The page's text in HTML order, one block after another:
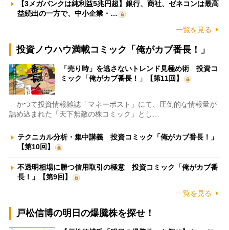
【3メガバンクは純利益5兆円超】銀行、商社、ゼネコンは最高
益続出の一方で、中小企業・…
一覧を見る
投資ノウハウ満載コミック「俺がカブ番長！」
「売り時」を逃さないトレンド見極め術 投資コ
ミック「俺がカブ番長！」【第11回】
かつて投資情報雑誌「マネーポスト」にて、圧倒的な情報量が
詰め込まれた「天下無敵の株コミック」とし…
テクニカル分析・集中講義 投資コミック「俺がカブ番長！」
【第10回】
不透明相場に勝つ信用取引の極意 投資コミック「俺がカブ番
長！」【第9回】
一覧を見る
戸松信博の明日の爆騰株を探せ！